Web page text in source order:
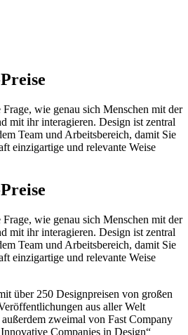
wie genau sich Menschen mit der
mit ihr interagieren. Design ist zentral
Team und Arbeitsbereich, damit Sie
einzigartige und relevante Weise
wie genau sich Menschen mit der
mit ihr interagieren. Design ist zentral
Team und Arbeitsbereich, damit Sie
einzigartige und relevante Weise
über 250 Designpreisen von großen
aus aller Welt
zweimal von Fast Company
Companies in Design“